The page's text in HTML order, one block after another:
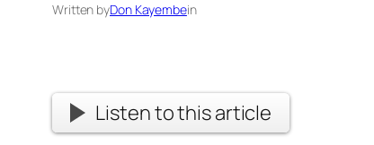
Written byDon Kayembein
Listen to this article